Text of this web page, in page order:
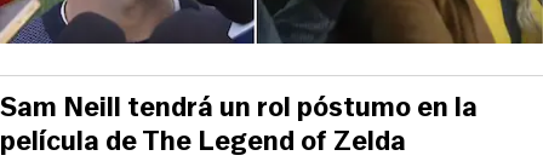
Sam Neill tendrá un rol póstumo en la
película de The Legend of Zelda